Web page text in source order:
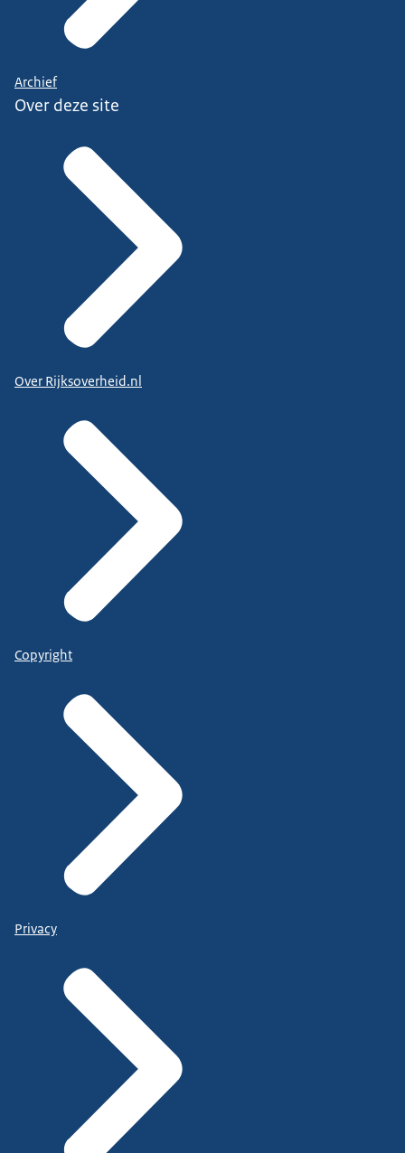
Archief
Over deze site
Over Rijksoverheid.nl
Copyright
Privacy